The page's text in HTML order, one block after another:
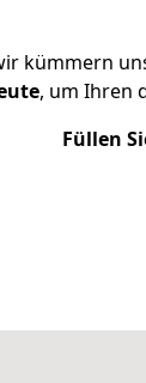
kümmern
, um Ihren
Füllen